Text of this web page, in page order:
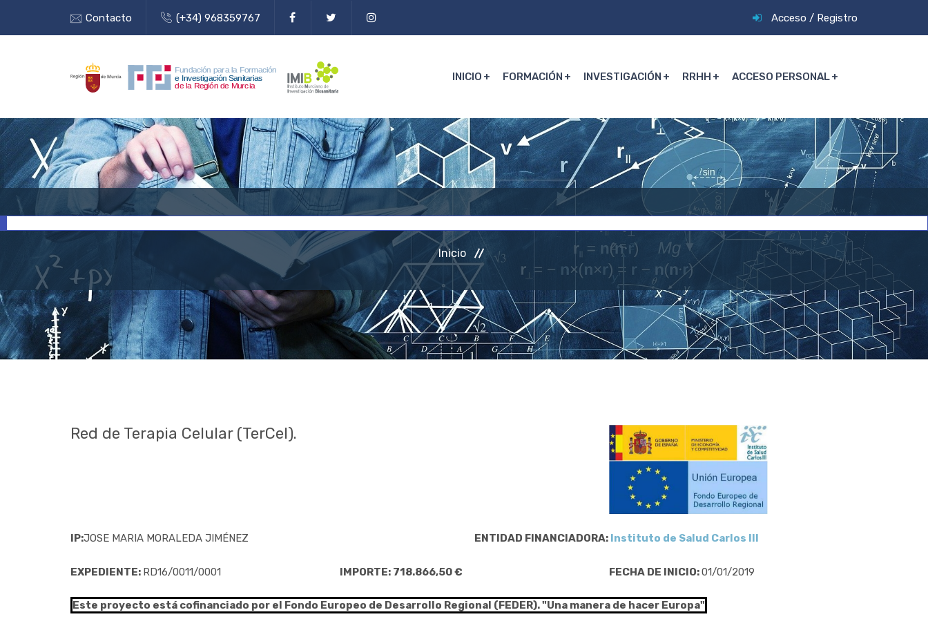
Contacto (+34) 968359767 Acceso / Registro
INICIO FORMACIÓN INVESTIGACIÓN RRHH ACCESO PERSONAL
Inicio
Red de Terapia Celular (TerCel).
IP:JOSE MARIA MORALEDA JIMÉNEZ ENTIDAD FINANCIADORA: Instituto de Salud Carlos III
EXPEDIENTE: RD16/0011/0001 IMPORTE: 718.866,50 € FECHA DE INICIO:01/01/2019
Este proyecto está cofinanciado por el Fondo Europeo de Desarrollo Regional (FEDER). "Una manera de hacer Europa"